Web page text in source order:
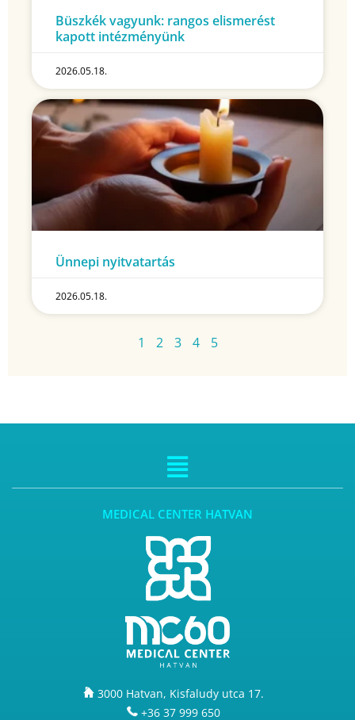
Büszkék vagyunk: rangos elismerést
kapott intézményünk
2026.05.18.
Ünnepi nyitvatartás
2026.05.18.
1 2 3 4 5
MEDICAL CENTER HATVAN
3000 Hatvan, Kisfaludy utca 17.
+36 37 999 650